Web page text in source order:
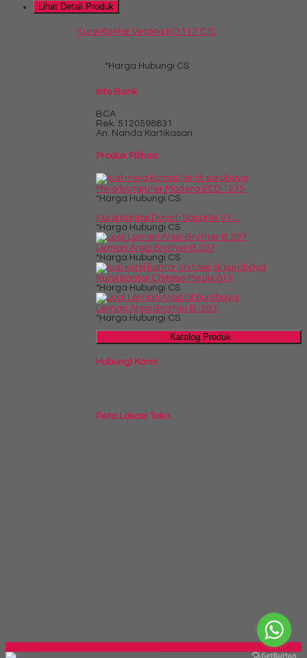
Lihat Detail Produk
Kursi Kantor Verona KD 117 CTL
*Harga Hubungi CS
Info Bank
BCA
Rek. 5120598831
An. Nanda Kartikasari
Produk Pilihan
Meja komputer Modera ECD 1275
*Harga Hubungi CS
Kursi Kantor Donati Saporte V1....
*Harga Hubungi CS
Lemari Arsip Brother B 207
*Harga Hubungi CS
Kursi Kantor Chitose Medix 611
*Harga Hubungi CS
Lemari Arsip Brother B-203
*Harga Hubungi CS
Katalog Produk
Hubungi Kami
Peta Lokasi Toko